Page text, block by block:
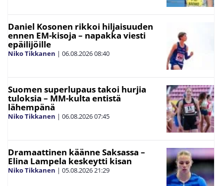
Daniel Kosonen rikkoi hiljaisuuden
ennen EM-kisoja – napakka viesti
epäilijöille
Niko Tikkanen | 06.08.202608:40
Suomen superlupaus takoi hurjia
tuloksia – MM-kulta entistä
lähempänä
Niko Tikkanen | 06.08.202607:45
Dramaattinen käänne Saksassa –
Elina Lampela keskeytti kisan
Niko Tikkanen | 05.08.202621:29